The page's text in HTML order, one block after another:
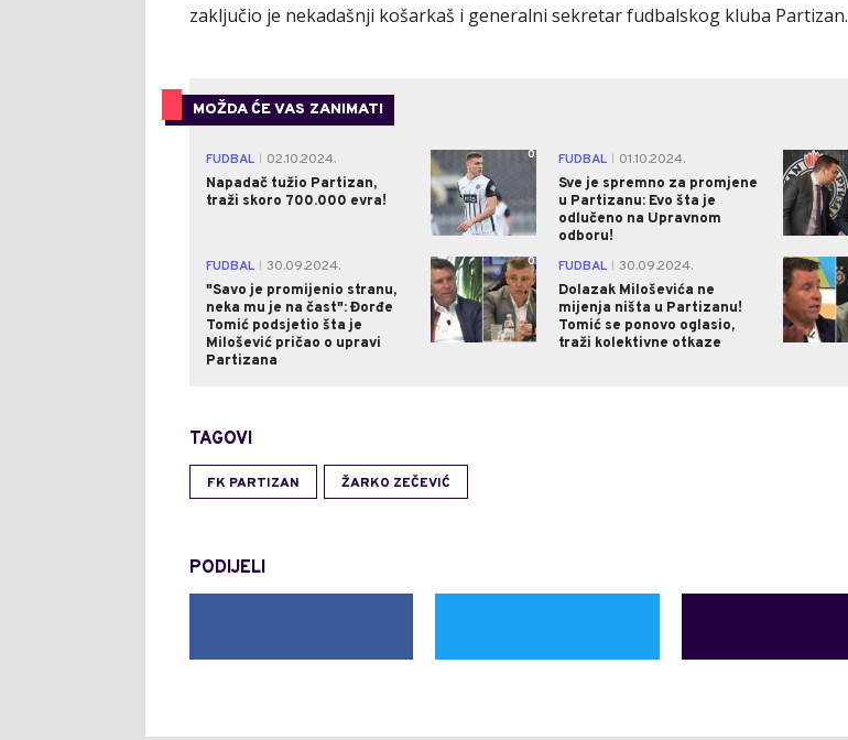
zaključio je nekadašnji košarkaš i generalni sekretar fudbalskog kluba Partizan.
MOŽDA ĆE VAS ZANIMATI
FUDBAL
02.10.2024.
Napadač tužio Partizan,
traži skoro 700.000 evra!
0 FUDBAL
01.10.2024.
Sve je spremno za promjene
u Partizanu: Evo šta je
odlučeno na Upravnom
odboru!
FUDBAL
30.09.2024.
"Savo je promijenio stranu,
neka mu je na čast": Đorđe
Tomić podsjetio šta je
Milošević pričao o upravi
Partizana
0 FUDBAL
30.09.2024.
Dolazak Miloševića ne
mijenja ništa u Partizanu!
Tomić se ponovo oglasio,
traži kolektivne otkaze
TAGOVI
FK PARTIZAN ŽARKO ZEČEVIĆ
PODIJELI